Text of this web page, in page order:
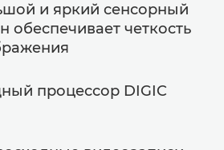
и яркий сенсорный
обеспечивает четкость
процессор DIGIC